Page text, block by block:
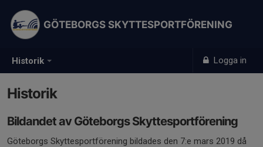
Historik Logga in
GÖTEBORGS SKYTTESPORTFÖRENING
Historik
Bildandet av Göteborgs Skyttesportförening
Göteborgs Skyttesportförening bildades den 7:e mars 2019 då